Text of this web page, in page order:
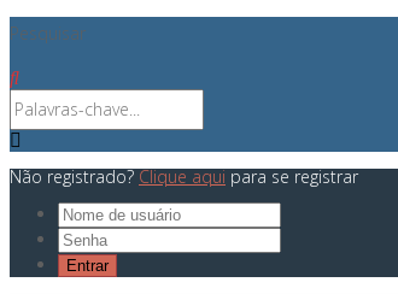
Pesquisar
Não registrado?Clique aquipara se registrar